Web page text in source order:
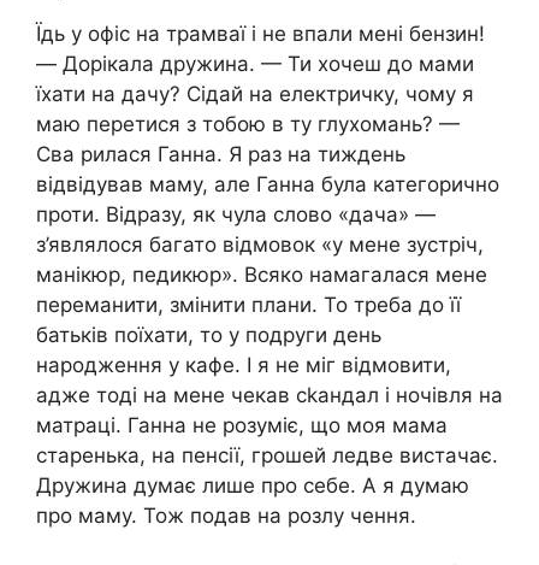
Їдь у офіс на трамваї і не впали мені бензин!
— Дорікала дружина. — Ти хочеш до мами
їхати на дачу? Сідай на електричку, чому я
маю перетися з тобою в ту глухомань? —
Сва рилася Ганна. Я раз на тиждень
відвідував маму, але Ганна була категорично
проти. Відразу, як чула слово «дача» —
з’являлося багато відмовок «у мене зустріч,
манікюр, педикюр». Всяко намагалася мене
переманити, змінити плани. То треба до її
батьків поїхати, то у подруги день
народження у кафе. І я не міг відмовити,
адже тоді на мене чекав сkандал і ночівля на
матраці. Ганна не розуміє, що моя мама
старенька, на пенсії, грошей ледве вистачає.
Дружина думає лише про себе. А я думаю
про маму. Тож подав на розлу чення.